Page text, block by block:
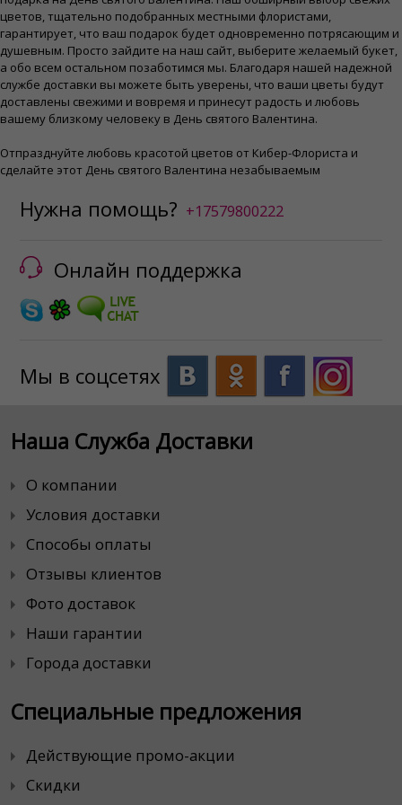
цветов, тщательно подобранных местными флористами,
гарантирует, что ваш подарок будет одновременно потрясающим и
душевным. Просто зайдите на наш сайт, выберите желаемый букет,
а обо всем остальном позаботимся мы. Благодаря нашей надежной
службе доставки вы можете быть уверены, что ваши цветы будут
доставлены свежими и вовремя и принесут радость и любовь
вашему близкому человеку в День святого Валентина.
Отпразднуйте любовь красотой цветов от Кибер-Флориста и
сделайте этот День святого Валентина незабываемым
Нужна помощь? +17579800222
Онлайн поддержка
Мы в соцсетях
Наша Служба Доставки
О компании
Условия доставки
Способы оплаты
Отзывы клиентов
Фото доставок
Наши гарантии
Города доставки
Специальные предложения
Действующие промо-акции
Скидки